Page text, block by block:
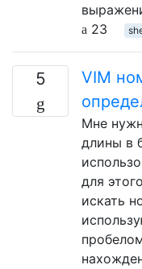
23
5
VIM
Мне
длины в
для
искать